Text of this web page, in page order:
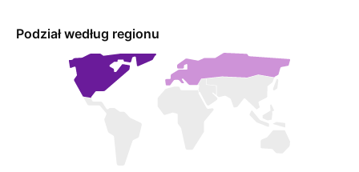
Podział według regionu